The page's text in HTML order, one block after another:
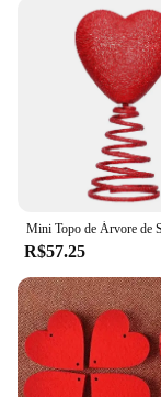
Design and
decorations
Usage and
decoration
Typical
events and
Shape or
Features:
|Vendors|
**Unleash
The kit
set for those
their festive
just a
unleashing
R$57.25